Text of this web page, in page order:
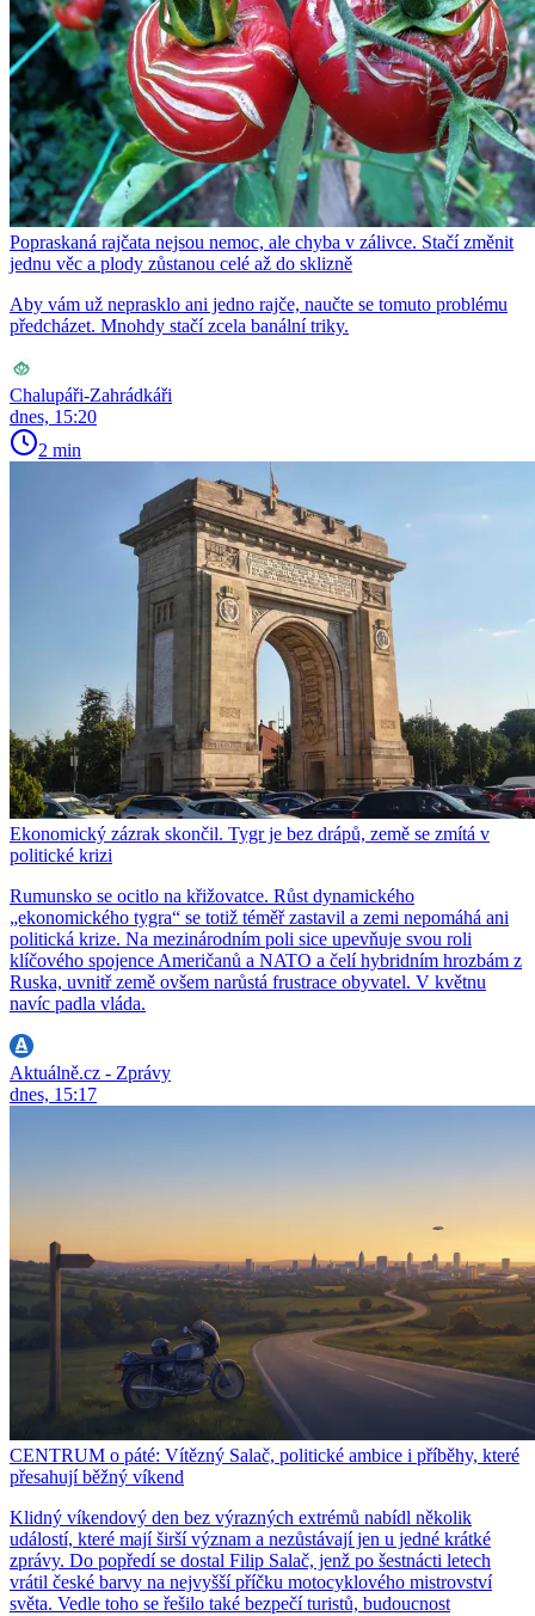
Popraskaná rajčata nejsou nemoc, ale chyba v zálivce. Stačí změnit
jednu věc a plody zůstanou celé až do sklizně
Aby vám už neprasklo ani jedno rajče, naučte se tomuto problému
předcházet. Mnohdy stačí zcela banální triky.
Chalupáři-Zahrádkáři
dnes, 15:20
2 min
Ekonomický zázrak skončil. Tygr je bez drápů, země se zmítá v
politické krizi
Rumunsko se ocitlo na křižovatce. Růst dynamického
„ekonomického tygra“ se totiž téměř zastavil a zemi nepomáhá ani
politická krize. Na mezinárodním poli sice upevňuje svou roli
klíčového spojence Američanů a NATO a čelí hybridním hrozbám z
Ruska, uvnitř země ovšem narůstá frustrace obyvatel. V květnu
navíc padla vláda.
Aktuálně.cz - Zprávy
dnes, 15:17
CENTRUM o páté: Vítězný Salač, politické ambice i příběhy, které
přesahují běžný víkend
Klidný víkendový den bez výrazných extrémů nabídl několik
událostí, které mají širší význam a nezůstávají jen u jedné krátké
zprávy. Do popředí se dostal Filip Salač, jenž po šestnácti letech
vrátil české barvy na nejvyšší příčku motocyklového mistrovství
světa. Vedle toho se řešilo také bezpečí turistů, budoucnost